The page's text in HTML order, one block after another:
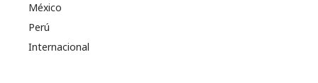
México
Perú
Internacional